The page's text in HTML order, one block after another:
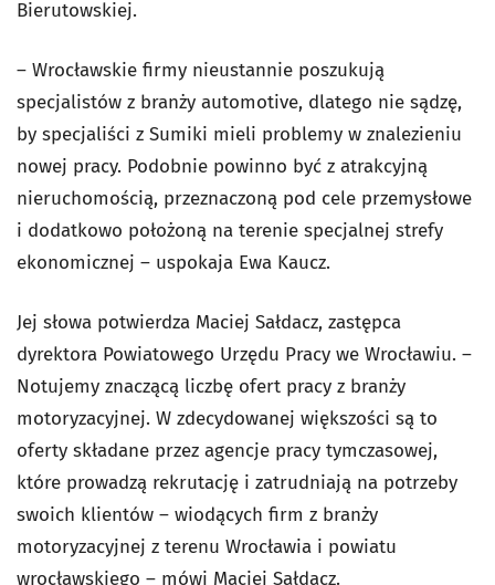
Bierutowskiej.
– Wrocławskie firmy nieustannie poszukują
specjalistów z branży automotive, dlatego nie sądzę,
by specjaliści z Sumiki mieli problemy w znalezieniu
nowej pracy. Podobnie powinno być z atrakcyjną
nieruchomością, przeznaczoną pod cele przemysłowe
i dodatkowo położoną na terenie specjalnej strefy
ekonomicznej – uspokaja Ewa Kaucz.
Jej słowa potwierdza Maciej Sałdacz, zastępca
dyrektora Powiatowego Urzędu Pracy we Wrocławiu. –
Notujemy znaczącą liczbę ofert pracy z branży
motoryzacyjnej. W zdecydowanej większości są to
oferty składane przez agencje pracy tymczasowej,
które prowadzą rekrutację i zatrudniają na potrzeby
swoich klientów – wiodących firm z branży
motoryzacyjnej z terenu Wrocławia i powiatu
wrocławskiego – mówi Maciej Sałdacz.